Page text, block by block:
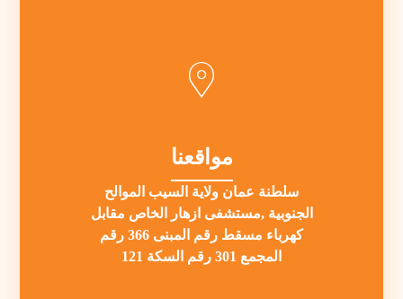
مواقعنا
سلطنة عمان ولاية السيب الموالح
الجنوبية ,مستشفى ازهار الخاص مقابل
كهرباء مسقط رقم المبنى 366 رقم
المجمع 301 رقم السكة 121